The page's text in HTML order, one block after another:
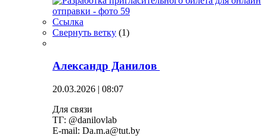
Ссылка
Свернуть ветку (1)
Александр Данилов
20.03.2026 | 08:07
Для связи
ТГ: @danilovlab
E-mail: Da.m.a@tut.by